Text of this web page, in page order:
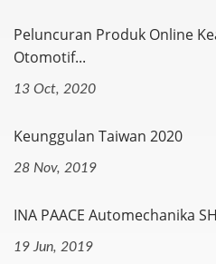
Peluncuran Produk Online
Otomotif...
13 Oct, 2020
Keunggulan Taiwan 2020
28 Nov, 2019
INA PAACE Automechanika
19 Jun, 2019